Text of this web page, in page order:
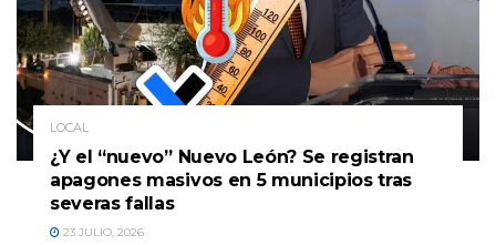
LOCAL
¿Y el “nuevo” Nuevo León? Se registran
apagones masivos en 5 municipios tras
severas fallas
23 JULIO, 2026